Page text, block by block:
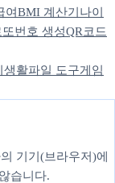
여BMI 계산기 나이
또번호 생성QR코드
생활파일 도구게임
기기(브라우저)에
습니다.